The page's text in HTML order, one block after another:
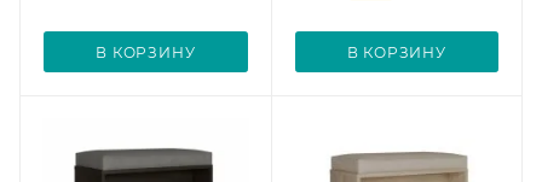
В КОРЗИНУ В КОРЗИНУ